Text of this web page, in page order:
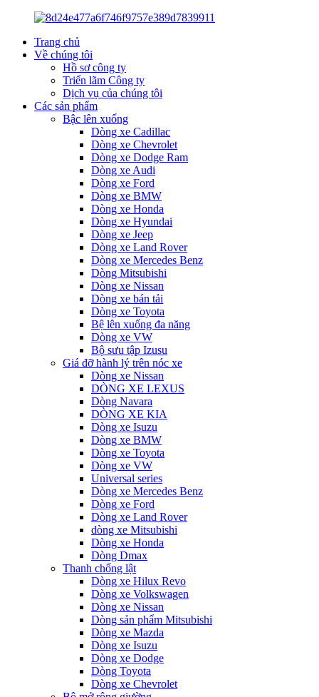
Trang chủ
Về chúng tôi
Hồ sơ công ty
Triển lãm Công ty
Dịch vụ của chúng tôi
Các sản phẩm
Bậc lên xuống
Dòng xe Cadillac
Dòng xe Chevrolet
Dòng xe Dodge Ram
Dòng xe Audi
Dòng xe Ford
Dòng xe BMW
Dòng xe Honda
Dòng xe Hyundai
Dòng xe Jeep
Dòng xe Land Rover
Dòng xe Mercedes Benz
Dòng Mitsubishi
Dòng xe Nissan
Dòng xe bán tải
Dòng xe Toyota
Bệ lên xuống đa năng
Dòng xe VW
Bộ sưu tập Izusu
Giá đỡ hành lý trên nóc xe
Dòng xe Nissan
DÒNG XE LEXUS
Dòng Navara
DÒNG XE KIA
Dòng xe Isuzu
Dòng xe BMW
Dòng xe Toyota
Dòng xe VW
Universal series
Dòng xe Mercedes Benz
Dòng xe Ford
Dòng xe Land Rover
dòng xe Mitsubishi
Dòng xe Honda
Dòng Dmax
Thanh chống lật
Dòng xe Hilux Revo
Dòng xe Volkswagen
Dòng xe Nissan
Dòng sản phẩm Mitsubishi
Dòng xe Mazda
Dòng xe Isuzu
Dòng xe Dodge
Dòng Toyota
Dòng xe Chevrolet